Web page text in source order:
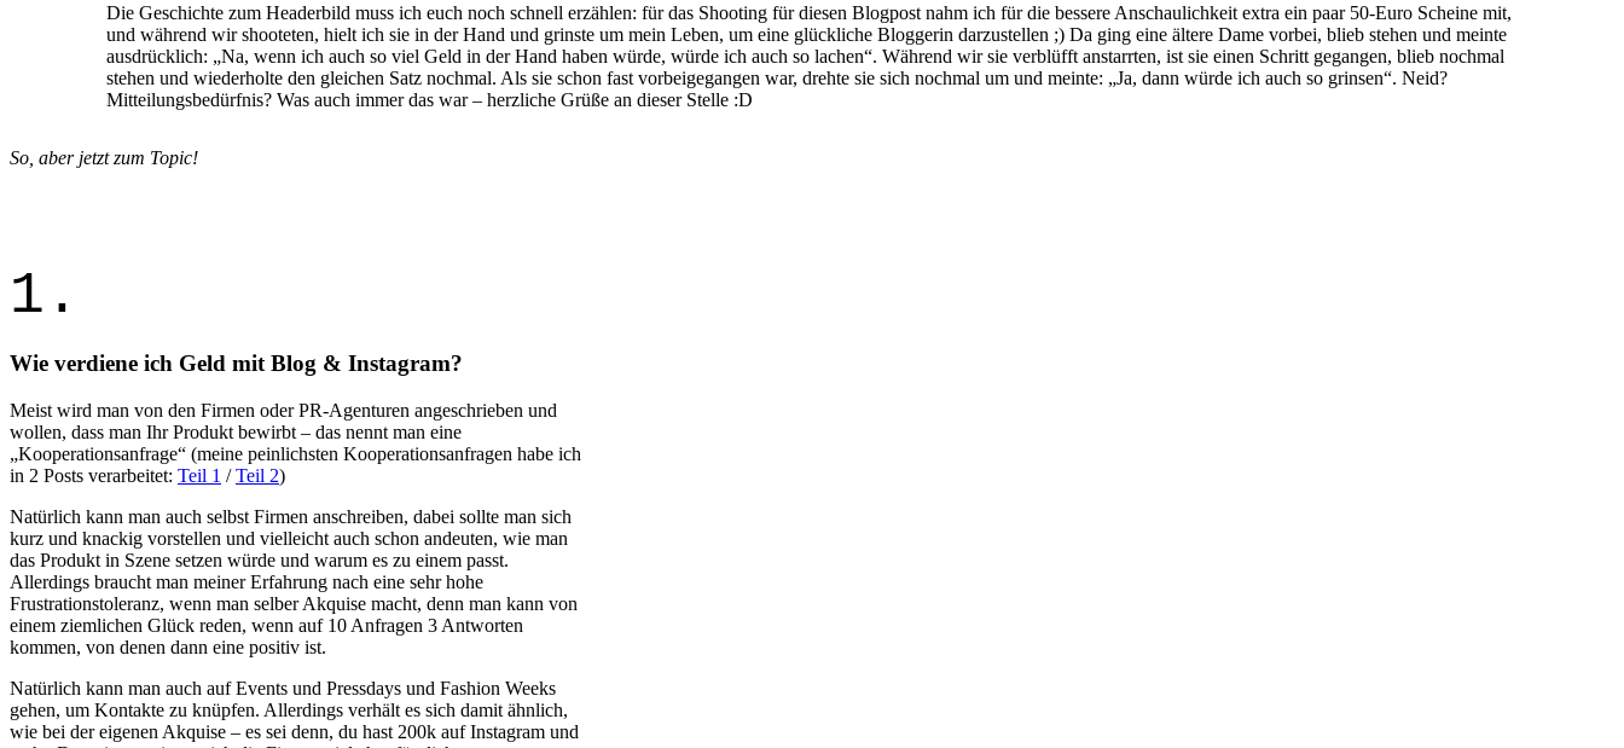
Die Geschichte zum Headerbild muss ich euch noch schnell erzählen: für das Shooting für diesen Blogpost nahm ich für die bessere Anschaulichkeit extra ein paar 50-Euro Scheine mit,
und während wir shooteten, hielt ich sie in der Hand und grinste um mein Leben, um eine glückliche Bloggerin darzustellen ;) Da ging eine ältere Dame vorbei, blieb stehen und meinte
ausdrücklich: „Na, wenn ich auch so viel Geld in der Hand haben würde, würde ich auch so lachen“. Während wir sie verblüfft anstarrten, ist sie einen Schritt gegangen, blieb nochmal
stehen und wiederholte den gleichen Satz nochmal. Als sie schon fast vorbeigegangen war, drehte sie sich nochmal um und meinte: „Ja, dann würde ich auch so grinsen“. Neid?
Mitteilungsbedürfnis? Was auch immer das war – herzliche Grüße an dieser Stelle :D
So, aber jetzt zum Topic!
1.
Wie verdiene ich Geld mit Blog & Instagram?
Meist wird man von den Firmen oder PR-Agenturen angeschrieben und
wollen, dass man Ihr Produkt bewirbt – das nennt man eine
„Kooperationsanfrage“ (meine peinlichsten Kooperationsanfragen habe ich
in 2 Posts verarbeitet: Teil 1 /Teil 2)
Natürlich kann man auch selbst Firmen anschreiben, dabei sollte man sich
kurz und knackig vorstellen und vielleicht auch schon andeuten, wie man
das Produkt in Szene setzen würde und warum es zu einem passt.
Allerdings braucht man meiner Erfahrung nach eine sehr hohe
Frustrationstoleranz, wenn man selber Akquise macht, denn man kann von
einem ziemlichen Glück reden, wenn auf 10 Anfragen 3 Antworten
kommen, von denen dann eine positiv ist.
Natürlich kann man auch auf Events und Pressdays und Fashion Weeks
gehen, um Kontakte zu knüpfen. Allerdings verhält es sich damit ähnlich,
wie bei der eigenen Akquise – es sei denn, du hast 200k auf Instagram und